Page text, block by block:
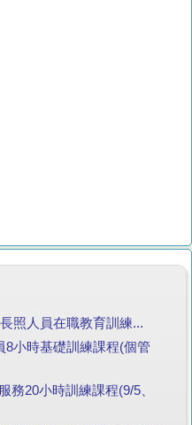
照人員在職教育訓練...
8小時基礎訓練課程(個管
務20小時訓練課程(9/5、